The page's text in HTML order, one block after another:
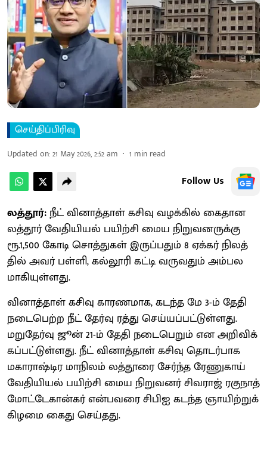
செய்திப்பிரிவு
Updated on:21 May 2026, 2:52 am 1 min read
Follow Us
லத்தூர்:நீட் வினாத்​தாள் கசிவு வழக்​கில் கைதான
லத்​தூர் வேதியியல் பயிற்சி மைய நிறு​வனருக்கு
ரூ.1,500 கோடி சொத்துகள் இருப்​பதும் 8 ஏக்​கர் நிலத்​
தில் அவர் பள்​ளி, கல்​லூரி கட்டி வரு​வதும் அம்​பல​
மாகி​யுள்​ளது.
வினாத்​தாள் கசிவு காரண​மாக, கடந்த மே 3-ம் தேதி
நடை​பெற்ற நீட் தேர்வு ரத்து செய்​யப்​பட்​டுள்​ளது.
மறுதேர்வு ஜூன் 21-ம் தேதி நடை​பெறும் என அறிவிக்​
கப்​பட்​டுள்​ளது. நீட் வினாத்​தாள் கசிவு தொடர்​பாக
மகா​ராஷ்டிர மாநிலம் லத்​தூரை சேர்ந்த ரேணு​காய்
வேதி​யியல் பயிற்சி மைய நிறு​வனர் சிவ​ராஜ் ரகு​நாத்
மோட்​டே​கான்​கர் என்​பவரை சிபிஐ கடந்த ஞாயிற்​றுக்​
கிழமை கைது செய்தது.